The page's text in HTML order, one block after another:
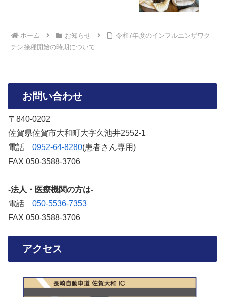
ホーム お知らせ
令和7年度のインフルエンザワク
チン接種開始の時期について
お問い合わせ
〒840-0202
佐賀県佐賀市大和町大字久池井2552-1
電話 ‭0952-64-8280‬(患者さん専用)
FAX 050-3588-3706‬
-法人・医療機関の方は-
電話 050-5536-7353‬
FAX 050-3588-3706‬
アクセス